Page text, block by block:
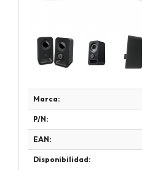
Marca:
P/N:
EAN:
Disponibilidad: